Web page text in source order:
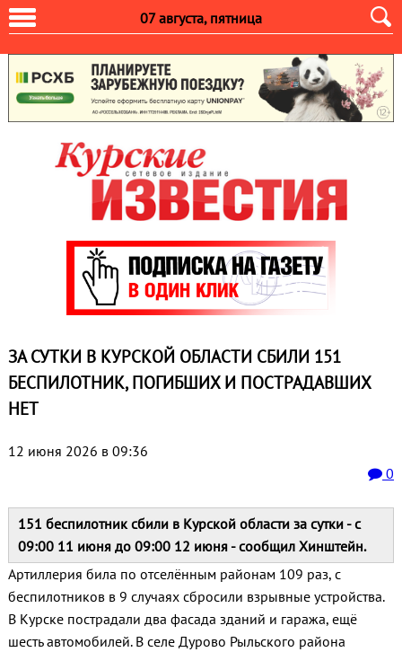
07 августа, пятница
ЗА СУТКИ В КУРСКОЙ ОБЛАСТИ СБИЛИ 151
БЕСПИЛОТНИК, ПОГИБШИХ И ПОСТРАДАВШИХ
НЕТ
12 июня 2026 в 09:36
0
151 беспилотник сбили в Курской области за сутки - с
09:00 11 июня до 09:00 12 июня - сообщил Хинштейн.
Артиллерия била по отселённым районам 109 раз, с
беспилотников в 9 случаях сбросили взрывные устройства.
В Курске пострадали два фасада зданий и гаража, ещё
шесть автомобилей. В селе Дурово Рыльского района